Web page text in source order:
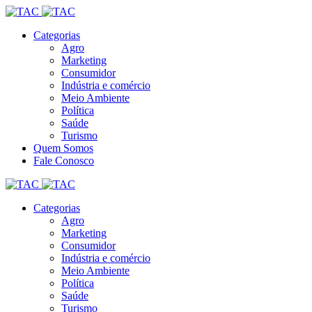
Categorias
Agro
Marketing
Consumidor
Indústria e comércio
Meio Ambiente
Política
Saúde
Turismo
Quem Somos
Fale Conosco
Categorias
Agro
Marketing
Consumidor
Indústria e comércio
Meio Ambiente
Política
Saúde
Turismo